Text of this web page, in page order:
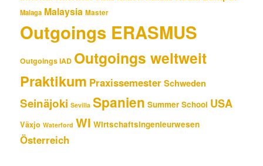
Malaga Malaysia Master
Outgoings ERASMUS
Outgoings IAD Outgoings weltweit
Praktikum PraxissemesterSchweden
Seinäjoki Sevilla Spanien Summer School USA
Växjo Waterford WI Wirtschaftsingenieurwesen
Österreich